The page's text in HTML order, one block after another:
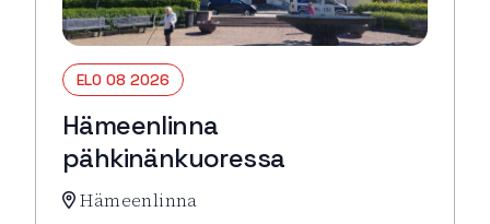
ELO 08 2026
Hämeenlinna
pähkinänkuoressa
Hämeenlinna